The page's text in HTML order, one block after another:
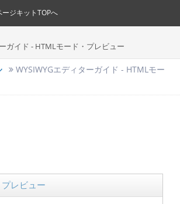
ージキットTOPへ
ガイド - HTMLモード・プレビュー
WYSIWYGエディターガイド - HTMLモー
レビュー